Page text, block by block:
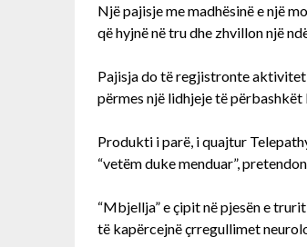
Një pajisje me madhësinë e një
që hyjnë në tru dhe zhvillon një
Pajisja do të regjistronte
përmes një lidhjeje të
Produkti i parë, i quajtur
“vetëm duke menduar”,
“Mbjellja” e çipit në pjesën e
të kapërcejnë çrregullimet